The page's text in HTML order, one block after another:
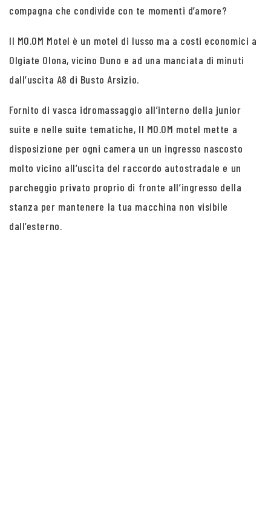
compagna che condivide con te momenti d’amore?
Il MO.OM Motel è un motel di lusso ma a costi economici a
Olgiate Olona, vicino Duno e ad una manciata di minuti
dall’uscita A8 di Busto Arsizio.
Fornito di vasca idromassaggio all’interno della junior
suite e nelle suite tematiche, Il MO.OM motel mette a
disposizione per ogni camera un un ingresso nascosto
molto vicino all’uscita del raccordo autostradale e un
parcheggio privato proprio di fronte all’ingresso della
stanza per mantenere la tua macchina non visibile
dall’esterno.